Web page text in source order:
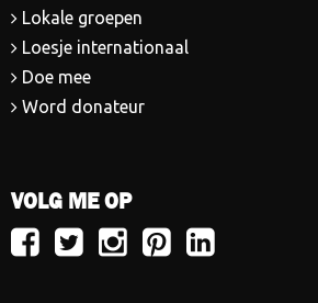
Lokale groepen
Loesje internationaal
Doe mee
Word donateur
VOLG ME OP
VolgVolgVolgVolgVolg